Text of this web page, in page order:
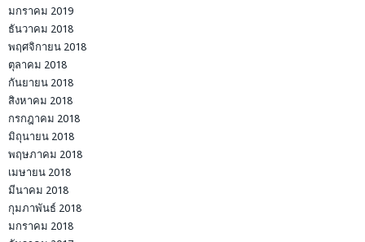
มกราคม 2019
ธันวาคม 2018
พฤศจิกายน 2018
ตุลาคม 2018
กันยายน 2018
สิงหาคม 2018
กรกฎาคม 2018
มิถุนายน 2018
พฤษภาคม 2018
เมษายน 2018
มีนาคม 2018
กุมภาพันธ์ 2018
มกราคม 2018